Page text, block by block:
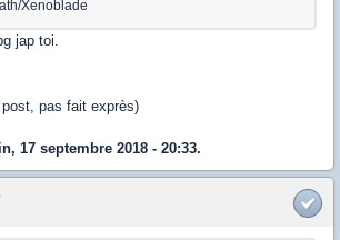
Xenoblade
jap toi.
pas fait exprès)
17 septembre 2018 - 20:33.